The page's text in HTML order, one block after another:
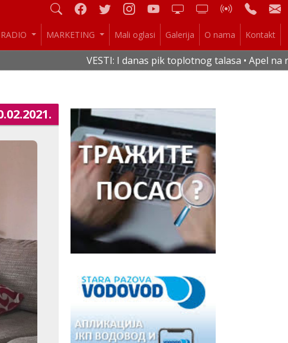
RADIO MARKETING Mali oglasi Galerija O nama Kontakt
VESTI: I danas pik toplotnog talasa • Apel na